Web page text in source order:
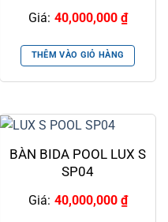
Giá: 40,000,000 ₫
THÊM VÀO GIỎ HÀNG
BÀN BIDA POOL LUX S
SP04
Giá: 40,000,000 ₫